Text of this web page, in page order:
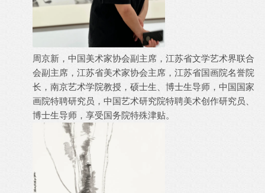
周京新， 中国美术家协会副主席，江苏省文学艺术界联合
会副主席， 江苏省美术家协会主席， 江苏省国画院名誉院
长，南京艺术学院教授，硕士生、博士生导师， 中国国家
画院特聘研究员， 中国艺术研究院特聘美术创作研究员、
博士生导师，享受国务院特殊津贴。